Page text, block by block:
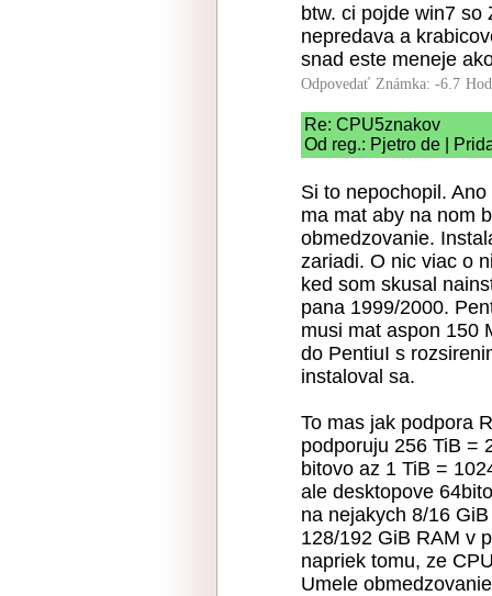
btw. ci pojde win7 so
nepredava a
snad este meneje
Odpovedať Známka: -6.7
Re: CPU5znakov
Od reg.: Pjetro de |
Si to nepochopil.
ma mat aby na nom
obmedzovanie.
zariadi. O nic viac o
ked som skusal
pana 1999/2000.
musi mat aspon 150
do PentiuI s
instaloval sa.
To mas jak podpora
podporuju 256 TiB =
bitovo az 1 TiB =
ale desktopove
na nejakych 8/16
128/192 GiB RAM v
napriek tomu, ze
Umele